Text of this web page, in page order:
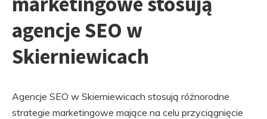
agencje SEO w
Skierniewicach
Agencje SEO w Skierniewicach stosują różnorodne
strategie marketingowe mające na celu przyciągnięcie